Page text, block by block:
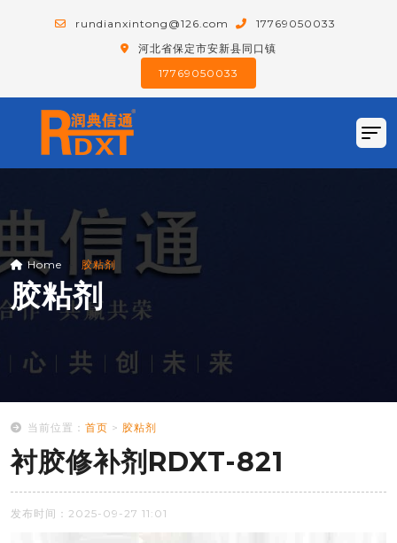
rundianxintong@126.com
17769050033
河北省保定市安新县同口镇
17769050033
Home 胶粘剂
胶粘剂
当前位置： 首页 > 胶粘剂
衬胶修补剂RDXT-821
发布时间：2025-09-27 11:01